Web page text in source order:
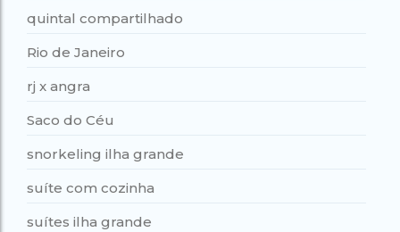
quintal compartilhado
Rio de Janeiro
rj x angra
Saco do Céu
snorkeling ilha grande
suíte com cozinha
suítes ilha grande